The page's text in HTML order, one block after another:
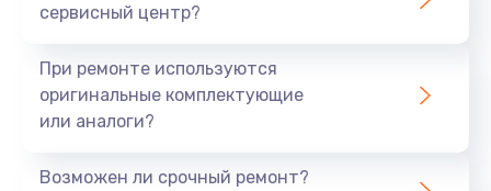
сервисный центр?
При ремонте используются
оригинальные комплектующие
или аналоги?
Возможен ли срочный ремонт?